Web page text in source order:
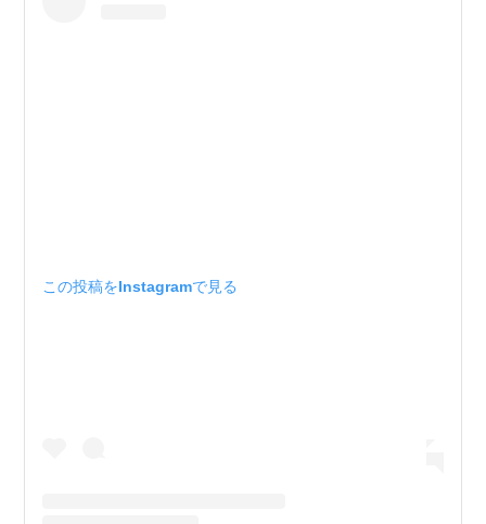
この投稿をInstagramで見る